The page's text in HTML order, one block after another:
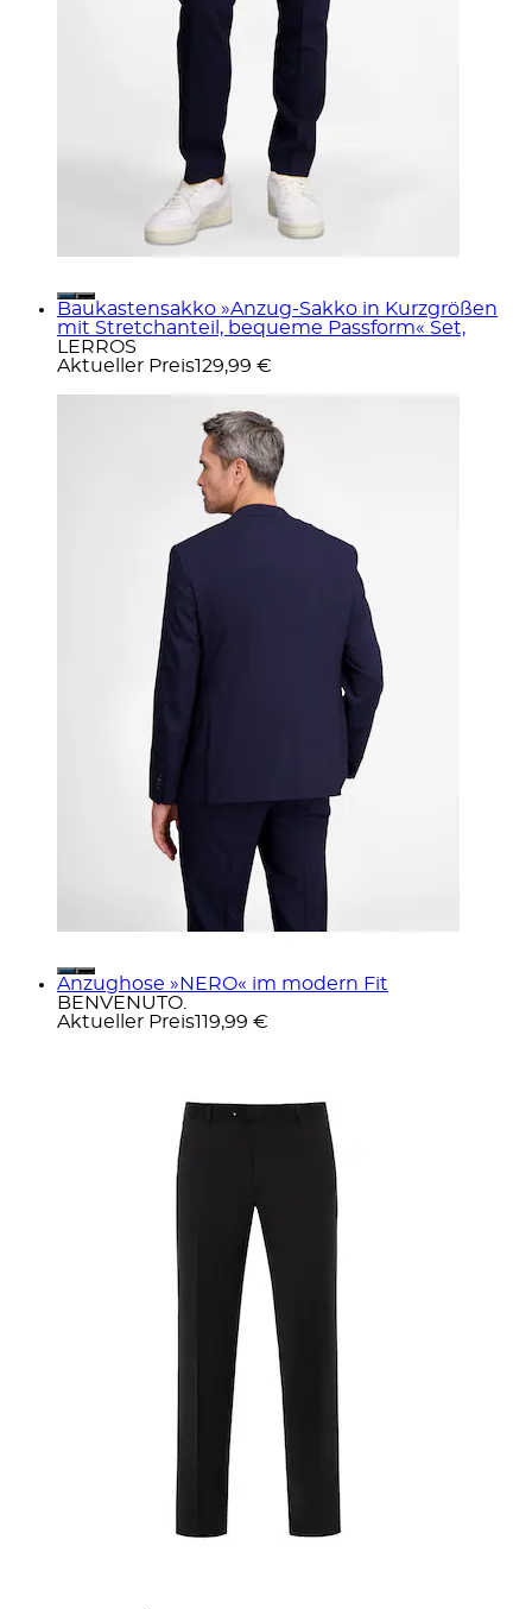
Baukastensakko »Anzug-Sakko in Kurzgrößen
mit Stretchanteil, bequeme Passform« Set,
LERROS
Aktueller Preis129,99 €
Anzughose »NERO« im modern Fit
BENVENUTO.
Aktueller Preis119,99 €